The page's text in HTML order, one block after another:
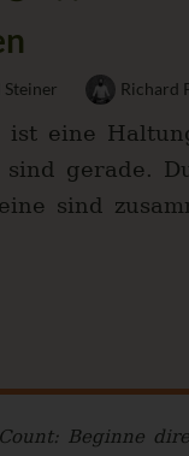
Steiner Richard
ist eine
sind gerade.
sind
Beginne